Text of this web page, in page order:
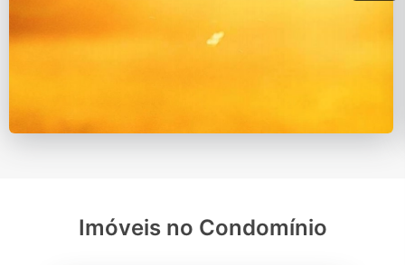
Imóveis no Condomínio